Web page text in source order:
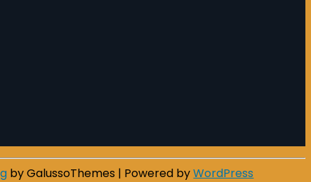
by GalussoThemes | Powered byWordPress